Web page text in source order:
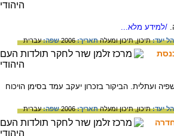
/למידע מלא...
יעד:תיכון,תיכון ומעלהתאריך:2006 שפה:עברית
ועתלית. הביקור בזכרון יעקב עמד בסימן הויכוח
יעד:תיכון,תיכון ומעלהתאריך:2006 שפה:עברית